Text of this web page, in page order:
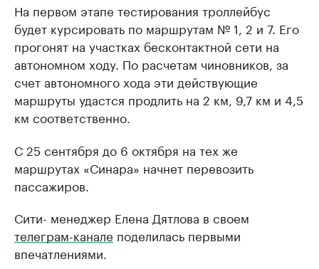
На первом этапе тестирования троллейбус
будет курсировать по маршрутам № 1, 2 и 7. Его
прогонят на участках бесконтактной сети на
автономном ходу. По расчетам чиновников, за
счет автономного хода эти действующие
маршруты удастся продлить на 2 км, 9,7 км и 4,5
км соответственно.
С 25 сентября до 6 октября на тех же
маршрутах «Синара» начнет перевозить
пассажиров.
Сити- менеджер Елена Дятлова в своем
телеграм-канале поделилась первыми
впечатлениями.